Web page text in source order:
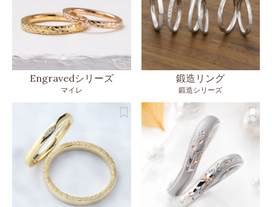
Engravedシリーズ
マイレ
鍛造リング
鍛造シリーズ